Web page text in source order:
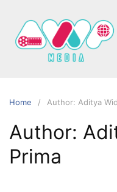
Home Author: Aditya
Author:
Prima